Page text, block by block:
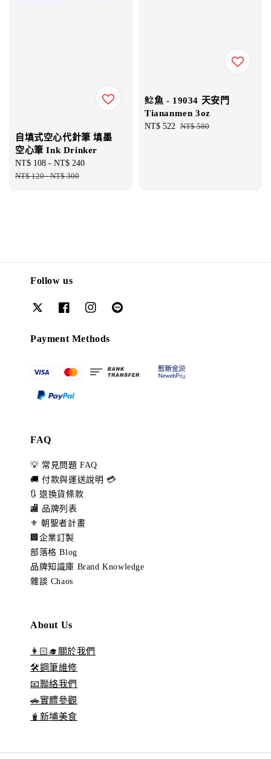
自填式空心代針筆 填墨
空心筆 Ink Drinker
Sale
price
NT$ 108 - NT$ 240
NT$ 120-NT$ 300
鯰魚 - 19034 天安門
Tiananmen 3oz
Sale
NT$ 522 Regular
NT$ 580
Follow us
Payment Methods
FAQ
💡 常見問題 FAQ
🚚 付款與運送說明 💳
🔃 退換貨條款
🏬 品牌列表
⚜️ 朝聖者計畫
🏢企業訂製
部落格 Blog
品牌知識庫 Brand Knowledge
雜談 Chaos
About Us
👩🏻‍🎓關於我們
🛠️鋼筆維修
📧聯絡我們
🚗實體參觀
🧋新埔美食